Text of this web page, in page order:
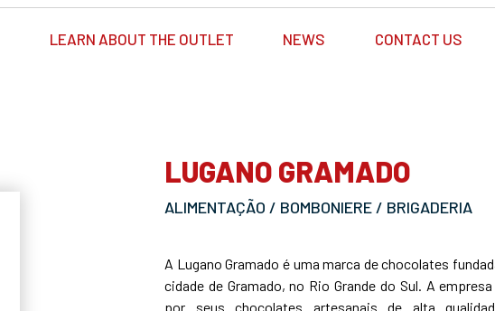
LEARN ABOUT THE OUTLET NEWS CONTACT US
LUGANO GRAMADO
ALIMENTAÇÃO / BOMBONIERE / BRIGADERIA
A Lugano Gramado é uma marca de chocolates
cidade de Gramado, no Rio Grande do Sul. A
por seus chocolates artesanais de alta